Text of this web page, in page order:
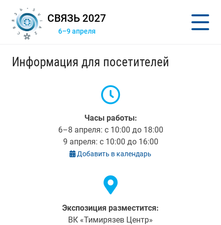
СВЯЗЬ 2027
6–9 апреля
Информация для посетителей
Часы работы:
6–8 апреля: с 10:00 до 18:00
9 апреля: с 10:00 до 16:00
Добавить в календарь
Экспозиция разместится:
ВК «Тимирязев Центр»